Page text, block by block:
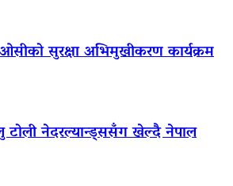
सुरक्षा अभिमुखीकरण कार्यक्रम
टोली नेदरल्यान्ड्ससँग खेल्दै नेपाल